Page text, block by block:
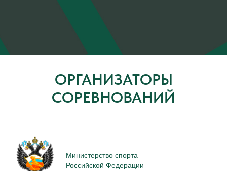
ОРГАНИЗАТОРЫ
СОРЕВНОВАНИЙ
Министерство спорта
Российской Федерации